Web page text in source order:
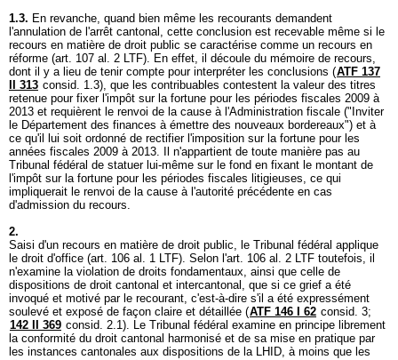
1.3. En revanche, quand bien même les recourants demandent
l'annulation de l'arrêt cantonal, cette conclusion est recevable même si le
recours en matière de droit public se caractérise comme un recours en
réforme (art. 107 al. 2 LTF). En effet, il découle du mémoire de recours,
dont il y a lieu de tenir compte pour interpréter les conclusions (ATF 137
II 313 consid. 1.3), que les contribuables contestent la valeur des titres
retenue pour fixer l'impôt sur la fortune pour les périodes fiscales 2009 à
2013 et requièrent le renvoi de la cause à l'Administration fiscale ("Inviter
le Département des finances à émettre des nouveaux bordereaux") et à
ce qu'il lui soit ordonné de rectifier l'imposition sur la fortune pour les
années fiscales 2009 à 2013. Il n'appartient de toute manière pas au
Tribunal fédéral de statuer lui-même sur le fond en fixant le montant de
l'impôt sur la fortune pour les périodes fiscales litigieuses, ce qui
impliquerait le renvoi de la cause à l'autorité précédente en cas
d'admission du recours.
2.
Saisi d'un recours en matière de droit public, le Tribunal fédéral applique
le droit d'office (art. 106 al. 1 LTF). Selon l'art. 106 al. 2 LTF toutefois, il
n'examine la violation de droits fondamentaux, ainsi que celle de
dispositions de droit cantonal et intercantonal, que si ce grief a été
invoqué et motivé par le recourant, c'est-à-dire s'il a été expressément
soulevé et exposé de façon claire et détaillée (ATF 146 I 62 consid. 3;
142 II 369 consid. 2.1). Le Tribunal fédéral examine en principe librement
la conformité du droit cantonal harmonisé et de sa mise en pratique par
les instances cantonales aux dispositions de la LHID, à moins que les